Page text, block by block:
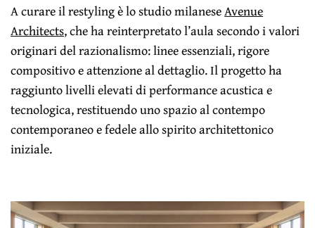
A curare il restyling è lo studio milaneseAvenue
Architects, che ha reinterpretato l’aula secondo i valori
originari del razionalismo: linee essenziali, rigore
compositivo e attenzione al dettaglio. Il progetto ha
raggiunto livelli elevati di performance acustica e
tecnologica, restituendo uno spazio al contempo
contemporaneo e fedele allo spirito architettonico
iniziale.